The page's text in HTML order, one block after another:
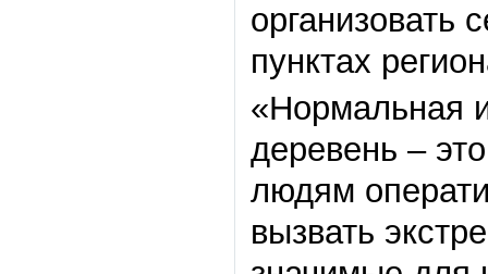
организовать
пунктах
«Нормальная
деревень –
людям
вызвать